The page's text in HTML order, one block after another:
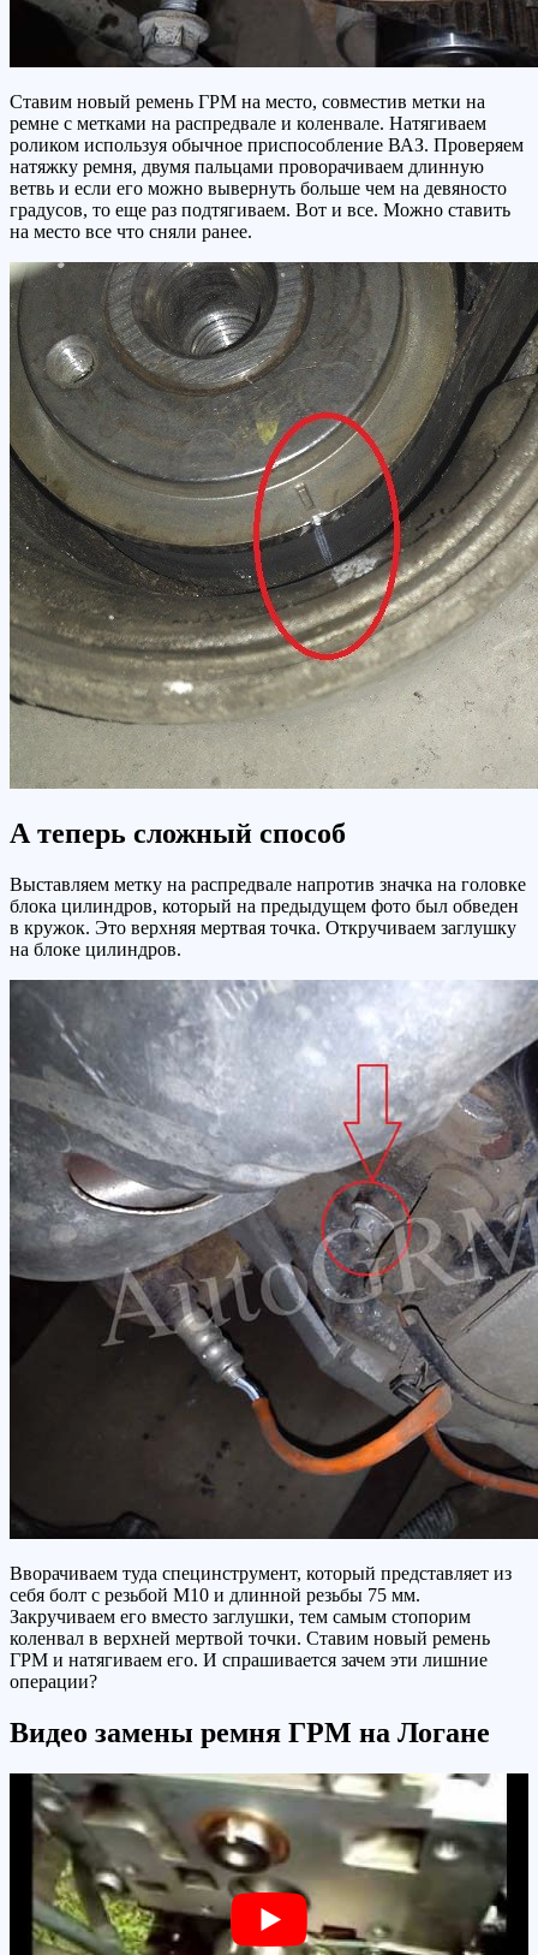
Ставим новый ремень ГРМ на место, совместив метки на
ремне с метками на распредвале и коленвале. Натягиваем
роликом используя обычное приспособление ВАЗ. Проверяем
натяжку ремня, двумя пальцами проворачиваем длинную
ветвь и если его можно вывернуть больше чем на девяносто
градусов, то еще раз подтягиваем. Вот и все. Можно ставить
на место все что сняли ранее.
А теперь сложный способ
Выставляем метку на распредвале напротив значка на головке
блока цилиндров, который на предыдущем фото был обведен
в кружок. Это верхняя мертвая точка. Откручиваем заглушку
на блоке цилиндров.
Вворачиваем туда специнструмент, который представляет из
себя болт с резьбой М10 и длинной резьбы 75 мм.
Закручиваем его вместо заглушки, тем самым стопорим
коленвал в верхней мертвой точки. Ставим новый ремень
ГРМ и натягиваем его. И спрашивается зачем эти лишние
операции?
Видео замены ремня ГРМ на Логане